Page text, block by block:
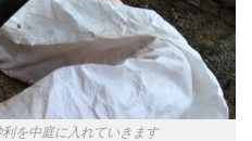
を中庭に入れていきます